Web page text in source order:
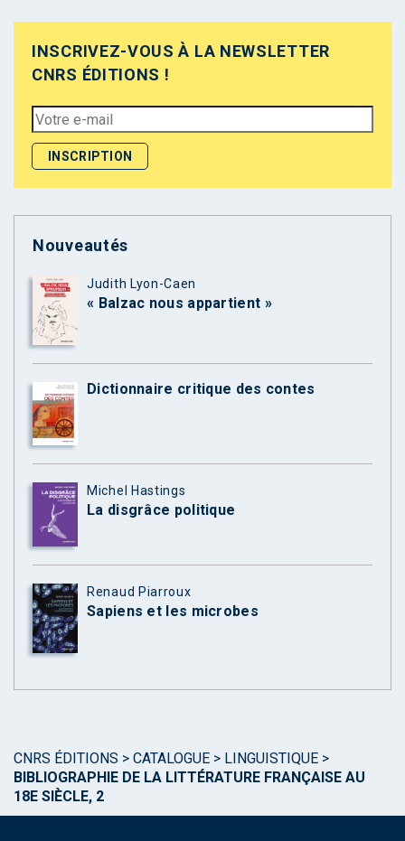
INSCRIVEZ-VOUS À LA NEWSLETTER
CNRS ÉDITIONS !
Nouveautés
Judith Lyon-Caen
« Balzac nous appartient »
Dictionnaire critique des contes
Michel Hastings
La disgrâce politique
Renaud Piarroux
Sapiens et les microbes
CNRS ÉDITIONS > CATALOGUE > LINGUISTIQUE >
BIBLIOGRAPHIE DE LA LITTÉRATURE FRANÇAISE AU
18E SIÈCLE, 2